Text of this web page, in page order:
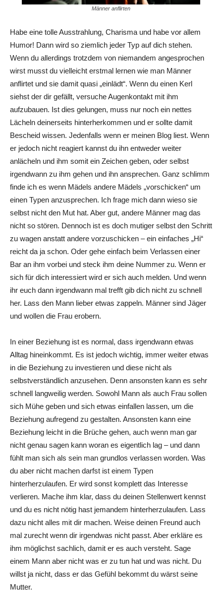
Männer anflirten
Habe eine tolle Ausstrahlung, Charisma und habe vor allem
Humor! Dann wird so ziemlich jeder Typ auf dich stehen.
Wenn du allerdings trotzdem von niemandem angesprochen
wirst musst du vielleicht erstmal lernen wie man Männer
anflirtet und sie damit quasi „einlädt“. Wenn du einen Kerl
siehst der dir gefällt, versuche Augenkontakt mit ihm
aufzubauen. Ist dies gelungen, muss nur noch ein nettes
Lächeln deinerseits hinterherkommen und er sollte damit
Bescheid wissen. Jedenfalls wenn er meinen Blog liest. Wenn
er jedoch nicht reagiert kannst du ihn entweder weiter
anlächeln und ihm somit ein Zeichen geben, oder selbst
irgendwann zu ihm gehen und ihn ansprechen. Ganz schlimm
finde ich es wenn Mädels andere Mädels „vorschicken“ um
einen Typen anzusprechen. Ich frage mich dann wieso sie
selbst nicht den Mut hat. Aber gut, andere Männer mag das
nicht so stören. Dennoch ist es doch mutiger selbst den Schritt
zu wagen anstatt andere vorzuschicken – ein einfaches „Hi“
reicht da ja schon. Oder gehe einfach beim Verlassen einer
Bar an ihm vorbei und steck ihm deine Nummer zu. Wenn er
sich für dich interessiert wird er sich auch melden. Und wenn
ihr euch dann irgendwann mal trefft gib dich nicht zu schnell
her. Lass den Mann lieber etwas zappeln. Männer sind Jäger
und wollen die Frau erobern.
In einer Beziehung ist es normal, dass irgendwann etwas
Alltag hineinkommt. Es ist jedoch wichtig, immer weiter etwas
in die Beziehung zu investieren und diese nicht als
selbstverständlich anzusehen. Denn ansonsten kann es sehr
schnell langweilig werden. Sowohl Mann als auch Frau sollen
sich Mühe geben und sich etwas einfallen lassen, um die
Beziehung aufregend zu gestalten. Ansonsten kann eine
Beziehung leicht in die Brüche gehen, auch wenn man gar
nicht genau sagen kann woran es eigentlich lag – und dann
fühlt man sich als sein man grundlos verlassen worden. Was
du aber nicht machen darfst ist einem Typen
hinterherzulaufen. Er wird sonst komplett das Interesse
verlieren. Mache ihm klar, dass du deinen Stellenwert kennst
und du es nicht nötig hast jemandem hinterherzulaufen. Lass
dazu nicht alles mit dir machen. Weise deinen Freund auch
mal zurecht wenn dir irgendwas nicht passt. Aber erkläre es
ihm möglichst sachlich, damit er es auch versteht. Sage
einem Mann aber nicht was er zu tun hat und was nicht. Du
willst ja nicht, dass er das Gefühl bekommt du wärst seine
Mutter.